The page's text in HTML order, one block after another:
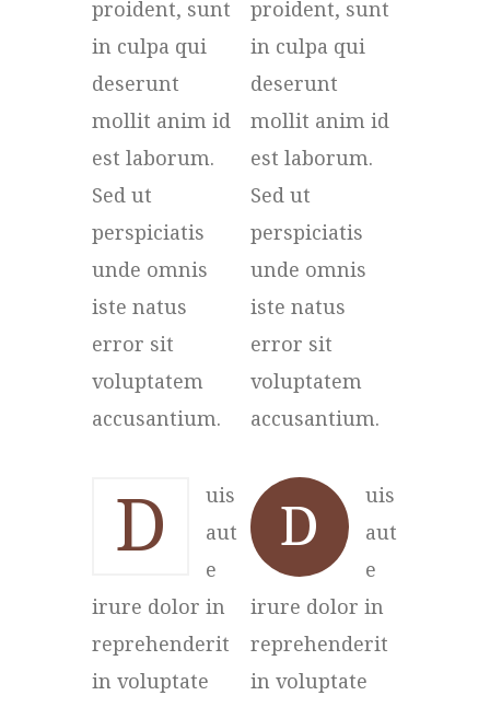
proident, sunt
in culpa qui
deserunt
mollit anim id
est laborum.
Sed ut
perspiciatis
unde omnis
iste natus
error sit
voluptatem
accusantium.
proident, sunt
in culpa qui
deserunt
mollit anim id
est laborum.
Sed ut
perspiciatis
unde omnis
iste natus
error sit
voluptatem
accusantium.
D
uis
aut
e
irure dolor in
reprehenderit
in voluptate
D
uis
aut
e
irure dolor in
reprehenderit
in voluptate